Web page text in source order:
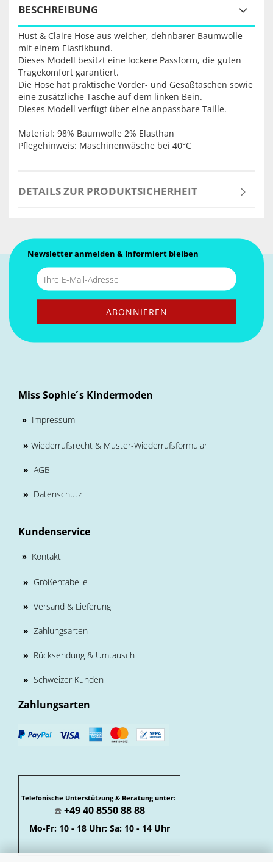
BESCHREIBUNG
Hust & Claire Hose aus weicher, dehnbarer Baumwolle
mit einem Elastikbund.
Dieses Modell besitzt eine lockere Passform, die guten
Tragekomfort garantiert.
Die Hose hat praktische Vorder- und Gesäßtaschen sowie
eine zusätzliche Tasche auf dem linken Bein.
Dieses Modell verfügt über eine anpassbare Taille.
Material: 98% Baumwolle 2% Elasthan
Pflegehinweis: Maschinenwäsche bei 40°C
DETAILS ZUR PRODUKTSICHERHEIT
Newsletter anmelden & Informiert bleiben
Miss Sophie´s Kindermoden
» Impressum
» Wiederrufsrecht & Muster-Wiederrufsformular
» AGB
» Datenschutz
Kundenservice
» Kontakt
» Größentabelle
» Versand & Lieferung
» Zahlungsarten
» Rücksendung & Umtausch
» Schweizer Kunden
Zahlungsarten
Telefonische Unterstützung & Beratung unter:
☎️ +49 40 8550 88 88
Mo-Fr: 10 - 18 Uhr; Sa: 10 - 14 Uhr